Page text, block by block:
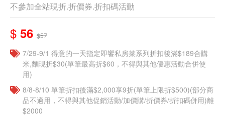
不參加全站現折.折價券.折扣碼活動
$ 56 $57
7/29-9/1 得意的一天指定即饗私房菜系列折扣後滿$189合購
米,麵現折$30(單筆最高折$60，不得與其他優惠活動合併使
用)
8/8-8/10 單筆折扣後滿$2,000享9折(單筆上限折$500)(部分商
品不適用，不得與其他促銷活動/加價購/折價券/折扣碼併用)離
$2000